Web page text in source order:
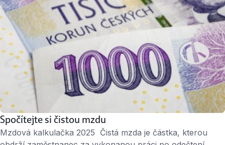
Spočítejte si čistou mzdu
Mzdová kalkulačka 2025 Čistá mzda je částka, kterou